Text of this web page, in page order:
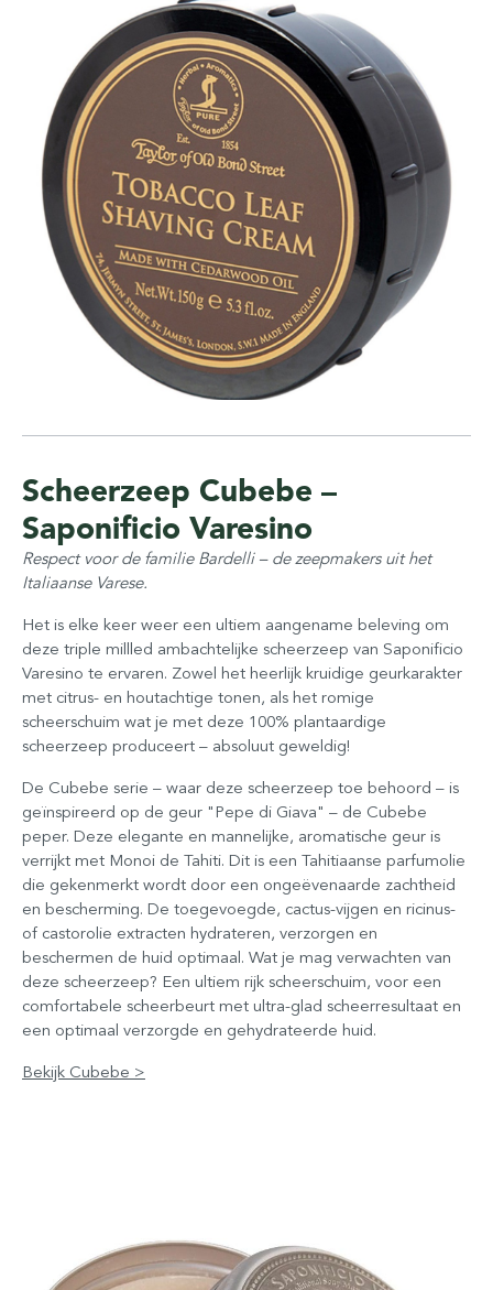
Scheerzeep Cubebe –
Saponificio Varesino
Respect voor de familie Bardelli – de zeepmakers uit het
Italiaanse Varese.
Het is elke keer weer een ultiem aangename beleving om
deze triple millled ambachtelijke scheerzeep van Saponificio
Varesino te ervaren. Zowel het heerlijk kruidige geurkarakter
met citrus- en houtachtige tonen, als het romige
scheerschuim wat je met deze 100% plantaardige
scheerzeep produceert – absoluut geweldig!
De Cubebe serie – waar deze scheerzeep toe behoord – is
geïnspireerd op de geur "Pepe di Giava" – de Cubebe
peper. Deze elegante en mannelijke, aromatische geur is
verrijkt met Monoi de Tahiti. Dit is een Tahitiaanse parfumolie
die gekenmerkt wordt door een ongeëvenaarde zachtheid
en bescherming. De toegevoegde, cactus-vijgen en ricinus-
of castorolie extracten hydrateren, verzorgen en
beschermen de huid optimaal. Wat je mag verwachten van
deze scheerzeep? Een ultiem rijk scheerschuim, voor een
comfortabele scheerbeurt met ultra-glad scheerresultaat en
een optimaal verzorgde en gehydrateerde huid.
Bekijk Cubebe >